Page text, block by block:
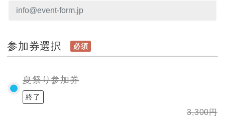
参加券選択 必須
夏祭り参加券
終了
3,300円